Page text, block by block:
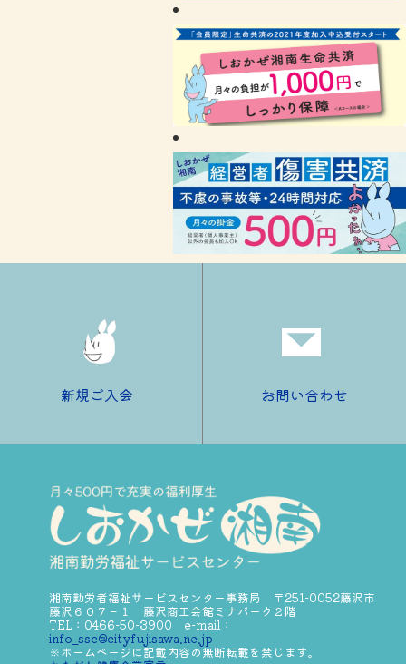
新規ご入会 お問い合わせ
湘南勤労者福祉サービスセンター事務局 〒251-0052藤沢市
藤沢６０７－１ 藤沢商工会館ミナパーク２階
TEL：0466-50-3900 e-mail：
info_ssc@cityfujisawa.ne.jp
※ホームページに記載内容の無断転載を禁じます。